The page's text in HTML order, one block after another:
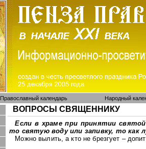
Православный календарь Народный
ВОПРОСЫ СВЯЩЕННИКУ
Если в храме при принятии
то святую воду или запивку, то как
Можно вылить, а кто не брезгует –